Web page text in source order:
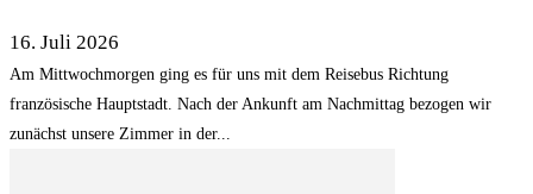
16. Juli 2026
Am Mittwochmorgen ging es für uns mit dem Reisebus Richtung
französische Hauptstadt. Nach der Ankunft am Nachmittag bezogen wir
zunächst unsere Zimmer in der...